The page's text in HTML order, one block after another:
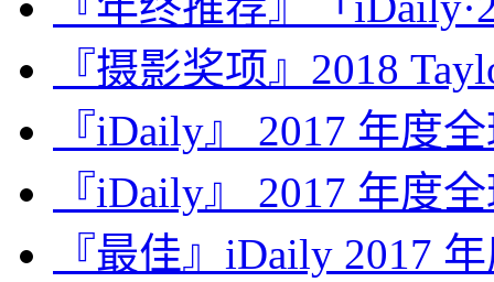
『摄影奖项』2018
『iDaily』 2017 年度
『iDaily』 2017 年度
『最佳』iDaily 2017